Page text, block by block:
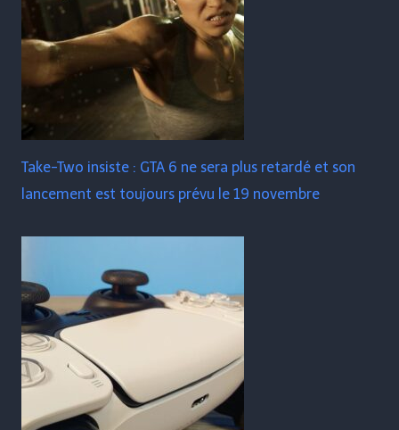
Take-Two insiste : GTA 6 ne sera plus retardé et son
lancement est toujours prévu le 19 novembre